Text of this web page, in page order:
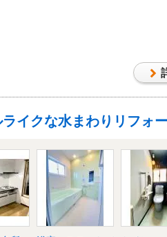
するため、建具やクロスの選定
合わせを重ねました。 徹底的に
、ご家族の思いが詰まった住ま
たお部屋で、ご家族皆様が笑顔
緒に楽しみにしています。
イクな水まわりリフォ